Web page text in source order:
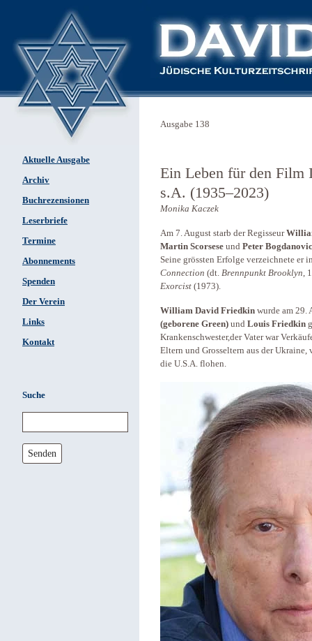
Aktuelle Ausgabe
Archiv
Buchrezensionen
Leserbriefe
Termine
Abonnements
Spenden
Der Verein
Links
Kontakt
Suche
Senden
Ausgabe 138
Ein Leben für den
s.A. (1935–2023)
Monika Kaczek
Am 7. August starb der Regisseur ­
Martin Scorsese und Peter
Seine grössten Erfolge verzeichnete er
Connection (dt. Brennpunkt Brooklyn,
Exorcist (1973).
William David Friedkin wurde am 29.
(geborene Green) und Louis Friedkin
Krankenschwester,der Vater war
Eltern und Grosseltern aus der
die U.S.A. flohen.